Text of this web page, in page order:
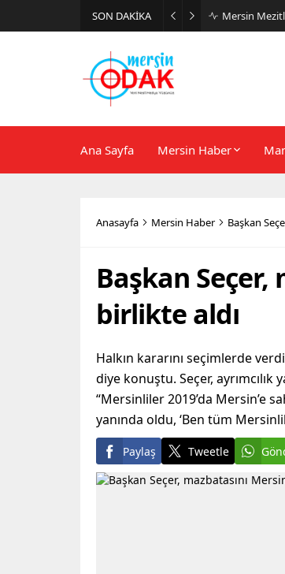
SON DAKİKA Günlük Stil
Ana Sayfa Mersin Haber
Anasayfa Mersin Haber Başkan
Başkan Seçer,
birlikte aldı
Halkın kararını seçimlerde
diye konuştu. Seçer,
“Mersinliler 2019’da Mersin’e
yanında oldu, ‘Ben tüm
Paylaş Tweetle